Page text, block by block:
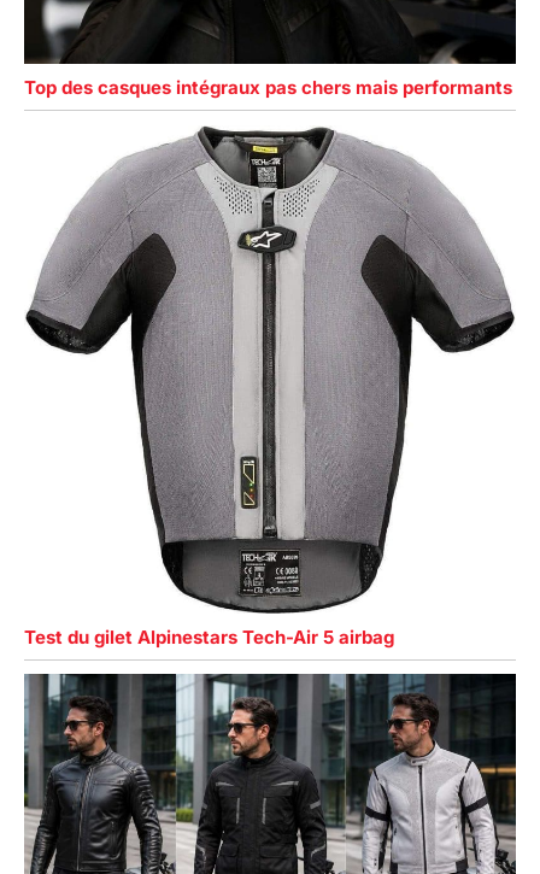
Top des casques intégraux pas chers mais performants
Test du gilet Alpinestars Tech-Air 5 airbag